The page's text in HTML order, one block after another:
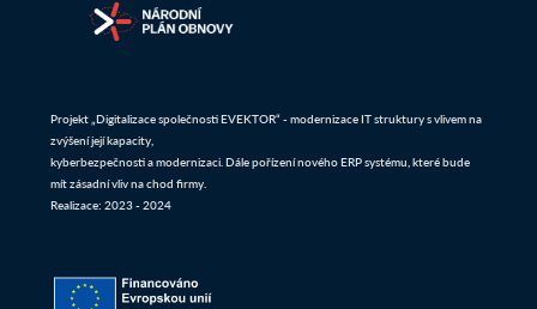
Projekt „Digitalizace společnosti EVEKTOR“ - modernizace IT struktury s vlivem na
zvýšení její kapacity,
kyberbezpečnosti a modernizaci. Dále pořízení nového ERP systému, které bude
mít zásadní vliv na chod firmy.
Realizace: 2023 - 2024